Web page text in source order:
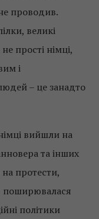
проводив.
великі
прості німці,
і
– це занадто
вийшли на
та інших
на протести,
поширювалася
політики